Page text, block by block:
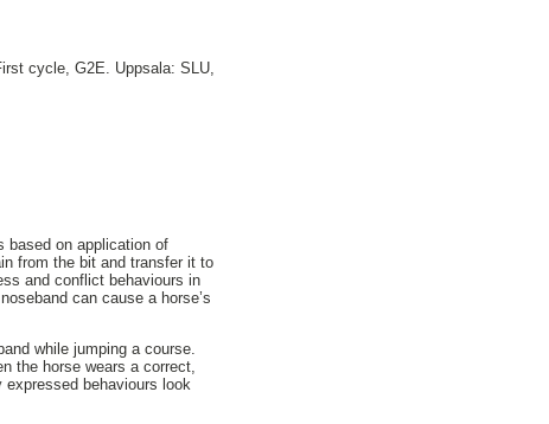
cycle, G2E. Uppsala: SLU,
based on application of
from the bit and transfer it to
and conflict behaviours in
can cause a horse’s
while jumping a course.
the horse wears a correct,
expressed behaviours look